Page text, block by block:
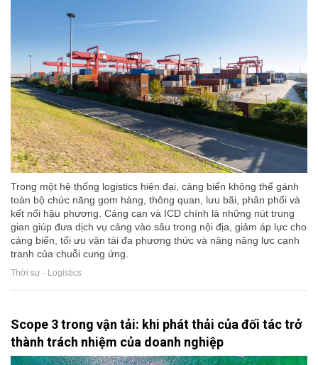
Trong một hệ thống logistics hiện đại, cảng biển không thể gánh
toàn bộ chức năng gom hàng, thông quan, lưu bãi, phân phối và
kết nối hậu phương. Cảng cạn và ICD chính là những nút trung
gian giúp đưa dịch vụ cảng vào sâu trong nội địa, giảm áp lực cho
cảng biển, tối ưu vận tải đa phương thức và nâng năng lực cạnh
tranh của chuỗi cung ứng.
Thời sự - Logistics
Scope 3 trong vận tải: khi phát thải của đối tác trở
thành trách nhiệm của doanh nghiệp